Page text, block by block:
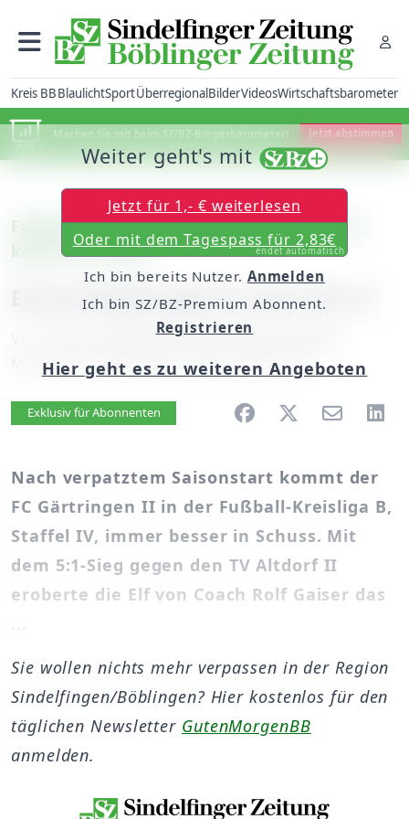
Kreis BBBlaulichtSportÜberregionalBilderVideosWirtschaftsbarometer
Machen Sie mit beim SZ/BZ-Bürgerbarometer! Jetzt abstimmen
Fußball Kreisliga B: Der FC Gärtringen II
kommt in Fahrt
Erste Niederlage für den VfL II
unserem Mitarbeiter Bernhard Radunz
Montag, 19. November 2007, 00:00 Uhr
Artikel vorlesen
Exklusiv für Abonnenten
Nach verpatztem Saisonstart kommt der
FC Gärtringen II in der Fußball-Kreisliga B,
Staffel IV, immer besser in Schuss. Mit
dem 5:1-Sieg gegen den TV Altdorf II
eroberte die Elf von Coach Rolf Gaiser das
Weiter geht's mit
Jetzt für 1,- € weiterlesen
Oder mit dem Tagespass für 2,83€
endet automatisch
Ich bin bereits Nutzer. Anmelden
Ich bin SZ/BZ-Premium Abonnent.
Registrieren
Hier geht es zu weiteren Angeboten
Sie wollen nichts mehr verpassen in der Region
Sindelfingen/Böblingen? Hier kostenlos für den
täglichen Newsletter GutenMorgenBB
anmelden.